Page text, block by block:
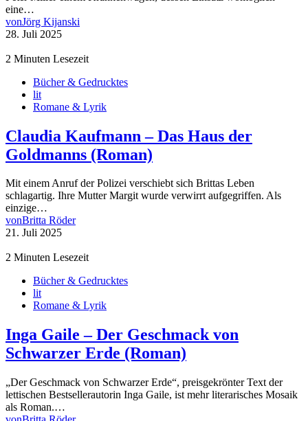
eine…
vonJörg Kijanski
28. Juli 2025
2 Minuten Lesezeit
Bücher & Gedrucktes
lit
Romane & Lyrik
Claudia Kaufmann – Das Haus der
Goldmanns (Roman)
Mit einem Anruf der Polizei verschiebt sich Brittas Leben
schlagartig. Ihre Mutter Margit wurde verwirrt aufgegriffen. Als
einzige…
vonBritta Röder
21. Juli 2025
2 Minuten Lesezeit
Bücher & Gedrucktes
lit
Romane & Lyrik
Inga Gaile – Der Geschmack von
Schwarzer Erde (Roman)
„Der Geschmack von Schwarzer Erde“, preisgekrönter Text der
lettischen Bestsellerautorin Inga Gaile, ist mehr literarisches Mosaik
als Roman.…